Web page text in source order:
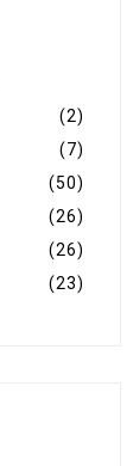
(2)
(7)
(50)
(26)
(26)
(23)